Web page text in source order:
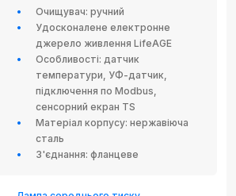
Очищувач: ручний
Удосконалене електронне
джерело живлення LifeAGE
Особливості: датчик
температури, УФ-датчик,
підключення по Modbus,
сенсорний екран TS
Матеріал корпусу: нержавіюча
сталь
З'єднання: фланцеве